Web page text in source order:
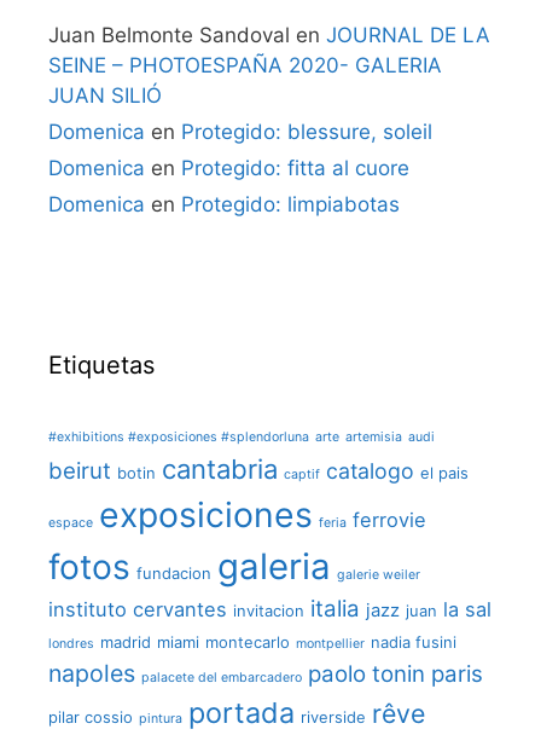
Juan Belmonte Sandoval en JOURNAL DE LA
SEINE – PHOTOESPAÑA 2020- GALERIA
JUAN SILIÓ
Domenica en Protegido: blessure, soleil
Domenica en Protegido: fitta al cuore
Domenica en Protegido: limpiabotas
Etiquetas
#exhibitions #exposiciones #splendorluna arte artemisia audi
beirut botin cantabria captif catalogo el pais
espace exposiciones feria ferrovie
fotos fundacion galeria galerie weiler
instituto cervantes invitacion italia jazz juan la sal
londres madrid miami montecarlo montpellier nadia fusini
napoles palacete del embarcadero paolo tonin paris
pilar cossio pintura portada riverside rêve